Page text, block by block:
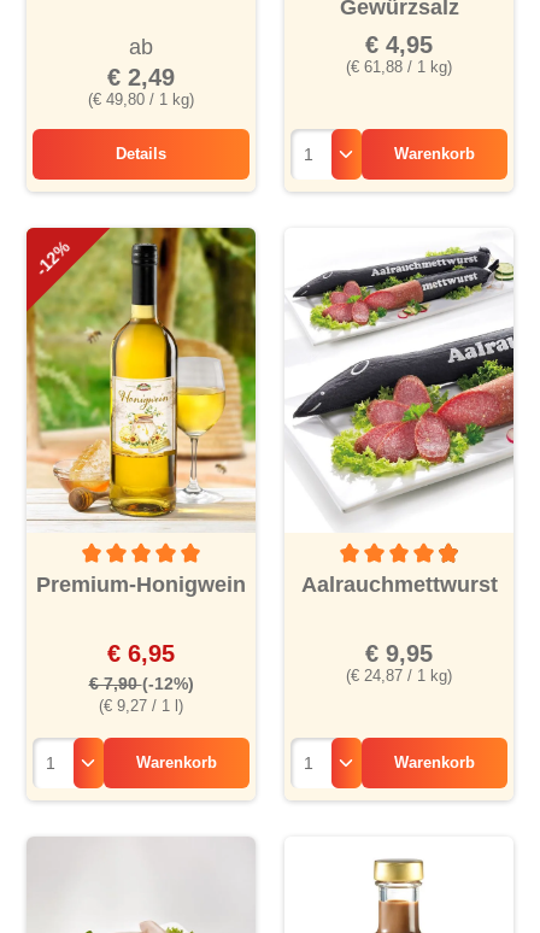
(€ 49,80 / 1 kg)
ab
€ 2,49
Details
Salami-Brezeln
Gewürzsalz
(€ 61,88 / 1 kg)
€ 4,95
Warenkorb
-12%
Durchschnittliche Bewertung von 5 von 5 Sternen
Premium-Honigwein
(€ 9,27 / 1 l)
€ 6,95
€ 7,90(-12%)
Warenkorb
Durchschnittliche
Aalrauchmettwurst
(€ 24,87 / 1 kg)
€ 9,95
Warenkorb